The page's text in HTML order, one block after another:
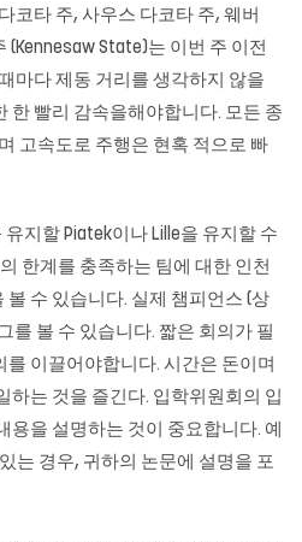
코타 주, 사우스 다코타 주, 웨버
(Kennesaw State)는 이번 주 이전
마다 제동 거리를 생각하지 않을
한 빨리 감속을해야합니다. 모든 종
고속도로 주행은 현혹 적으로 빠
지할 Piatek이나 Lille을 유지할 수
한계를 충족하는 팀에 대한 인천
수 있습니다. 실제 챔피언스 (상
를 볼 수 있습니다. 짧은 회의가 필
를 이끌어야합니다. 시간은 돈이며
하는 것을 즐긴다. 입학위원회의 입
용을 설명하는 것이 중요합니다. 예
는 경우, 귀하의 논문에 설명을 포